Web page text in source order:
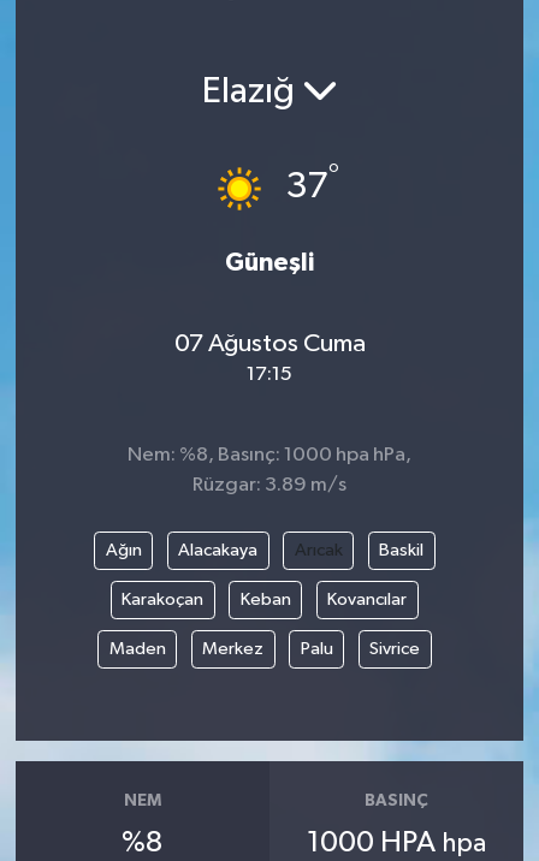
Elazığ
37°
Güneşli
07 Ağustos Cuma
17:15
Nem: %8, Basınç: 1000 hpa hPa,
Rüzgar: 3.89 m/s
Ağın Alacakaya Arıcak Baskil
Karakoçan Keban Kovancılar
Maden Merkez Palu Sivrice
NEM
%8
BASINÇ
1000 HPA hpa